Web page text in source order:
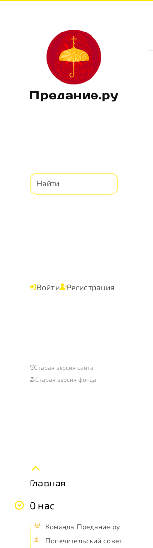
Предание.ру
Войти Регистрация
Старая версия сайта
Старая версия фонда
Главная
О нас
Команда Предание.ру
Попечительский совет